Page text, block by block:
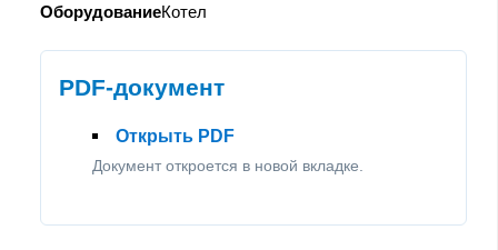
ОборудованиеКотел
PDF-документ
Открыть PDF
Документ откроется в новой вкладке.